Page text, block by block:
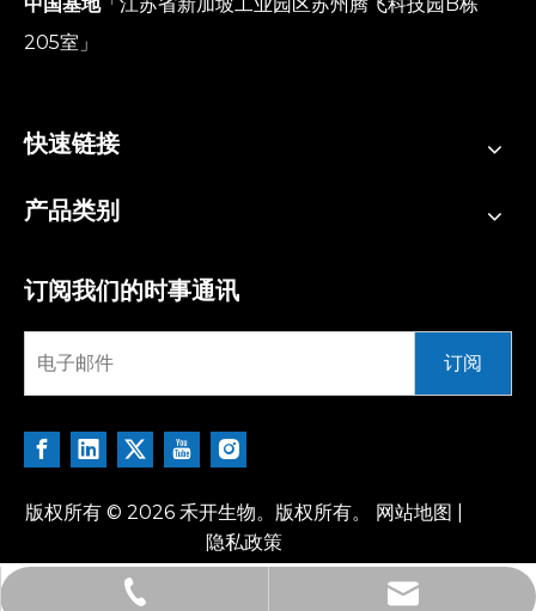
205室」
快速链接
产品类别
订阅我们的时事通讯
订阅
版权所有 © 2026 禾开生物。版权所有。 网站地图
隐私政策